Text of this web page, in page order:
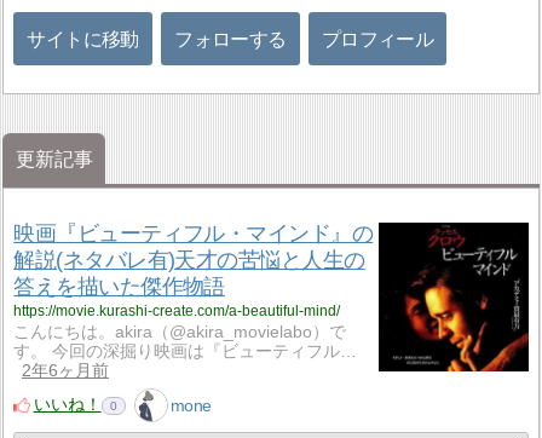
サイトに移動 フォローする プロフィール
更新記事
映画『ビューティフル・マインド』の
解説(ネタバレ有)天才の苦悩と人生の
答えを描いた傑作物語
https://movie.kurashi-create.com/a-beautiful-mind/
こんにちは。akira（@akira_movielabo）で
す。 今回の深掘り映画は『ビューティフル…
2年6ヶ月前
いいね！
0 mone